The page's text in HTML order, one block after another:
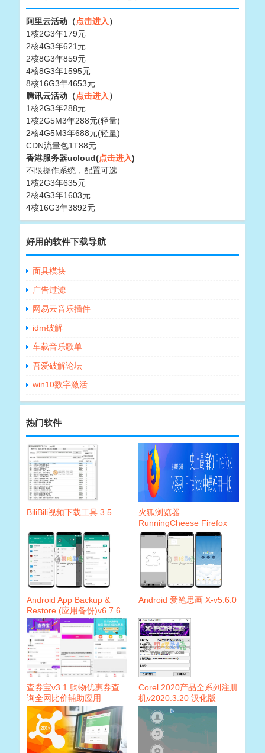
阿里云活动（点击进入）
1核2G3年179元
2核4G3年621元
2核8G3年859元
4核8G3年1595元
8核16G3年4653元
腾讯云活动（点击进入）
1核2G3年288元
1核2G5M3年288元(轻量)
2核4G5M3年688元(轻量)
CDN流量包1T88元
香港服务器ucloud(点击进入)
不限操作系统，配置可选
1核2G3年635元
2核4G3年1603元
4核16G3年3892元
好用的软件下载导航
面具模块
广告过滤
网易云音乐插件
idm破解
车载音乐歌单
吾爱破解论坛
win10数字激活
热门软件
BiliBili视频下载工具 3.5
火狐浏览器
RunningCheese Firefox
V10 正式版(0719)
Android App Backup &
Restore (应用备份)v6.7.6
破解版
Android 爱笔思画 X-v5.6.0
查券宝v3.1 购物优惠券查
询全网比价辅助应用
Corel 2020产品全系列注册
机v2020.3.20 汉化版